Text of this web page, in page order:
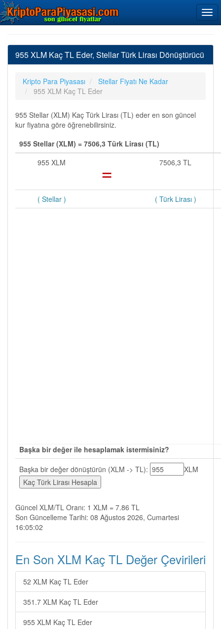
955 XLM Kaç TL Eder, Stellar Türk Lirası Dönüştürücü
Kripto Para Piyasası
Stellar Fiyatı Ne Kadar
955 XLM Kaç TL Eder
955 Stellar (XLM) Kaç Türk Lirası (TL) eder en son güncel
kur fiyatına göre öğrenebilirsiniz.
955 Stellar (XLM) = 7506,3 Türk Lirası (TL)
955 XLM
= 7506,3 TL
( Stellar ) ( Türk Lirası )
Başka bir değer ile hesaplamak istermisiniz?
Başka bir değer dönüştürün (XLM -> TL):
XLM
Güncel XLM/TL Oranı: 1 XLM = 7.86 TL
Son Güncelleme Tarihi: 08 Ağustos 2026, Cumartesi
16:05:02
En Son XLM Kaç TL Değer Çevirileri
52 XLM Kaç TL Eder
351.7 XLM Kaç TL Eder
955 XLM Kaç TL Eder